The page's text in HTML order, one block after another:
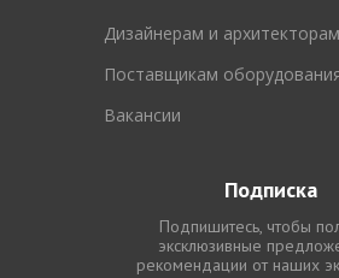
Дизайнерам и архитекторам
Поставщикам
Вакансии
Подписка
Подпишитесь, чтобы
эксклюзивные
рекомендации от наших